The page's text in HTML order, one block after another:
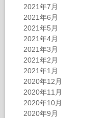
2021年7月
2021年6月
2021年5月
2021年4月
2021年3月
2021年2月
2021年1月
2020年12月
2020年11月
2020年10月
2020年9月